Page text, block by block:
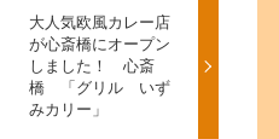
大人気欧風カレー店
が心斎橋にオープン
しました！ 心斎
橋 「グリル いず
みカリー」